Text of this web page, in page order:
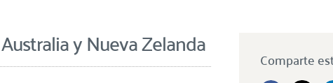
y Nueva Zelanda Comparte